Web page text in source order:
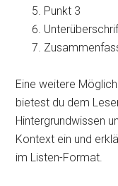
Punkt 3
Eine weitere
bietest du dem
Hintergrundwissen
Kontext ein und
im Listen-Format.